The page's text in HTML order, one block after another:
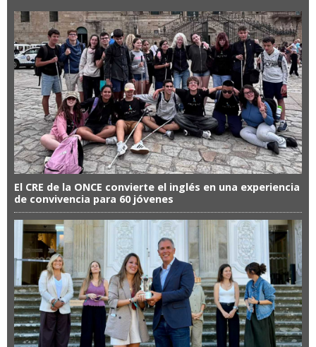
El CRE de la ONCE convierte el inglés en una experiencia
de convivencia para 60 jóvenes